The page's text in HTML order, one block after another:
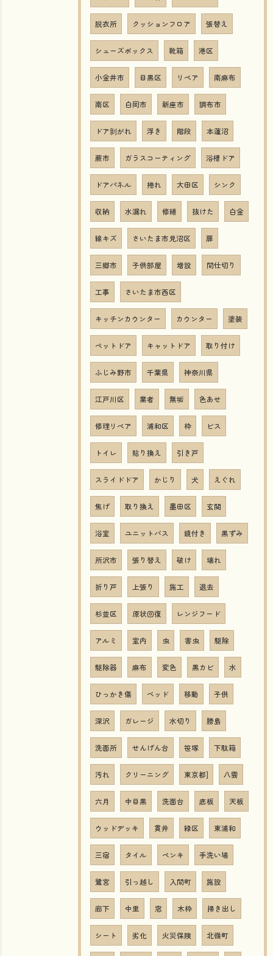
脱衣所 クッションフロア 張替え
シューズボックス 靴箱 港区
小金井市 目黒区 リペア 南麻布
南区 白岡市 新座市 調布市
ドア剝がれ 浮き 階段 本蓮沼
蕨市 ガラスコーティング 浴槽ドア
ドアパネル 捲れ 大田区 シンク
収納 水漏れ 修繕 抜けた 白金
線キズ さいたま市見沼区 扉
三郷市 子供部屋 増設 間仕切り
工事 さいたま市西区
キッチンカウンター カウンター 塗装
ペットドア キャットドア 取り付け
ふじみ野市 千葉県 神奈川県
江戸川区 業者 無垢 色あせ
修理リペア 浦和区 枠 ビス
トイレ 貼り換え 引き戸
スライドドア かじり 犬 えぐれ
焦げ 取り換え 墨田区 玄関
浴室 ユニットバス 鏡付き 黒ずみ
所沢市 張り替え 破け 壊れ
折り戸 上張り 施工 退去
杉並区 原状回復 レンジフード
アルミ 室内 虫 害虫 駆除
駆除器 麻布 変色 黒カビ 水
ひっかき傷 ベッド 移動 子供
深沢 ガレージ 水切り 勝島
洗面所 せんげん台 笹塚 下駄箱
汚れ クリーニング 東京都] 八雲
六月 中目黒 洗面台 底板 天板
ウッドデッキ 貫井 緑区 東浦和
三宿 タイル ペンキ 手洗い場
鷺宮 引っ越し 入間町 施設
廊下 中里 窓 木枠 掃き出し
シート 劣化 火災保険 北嶺町